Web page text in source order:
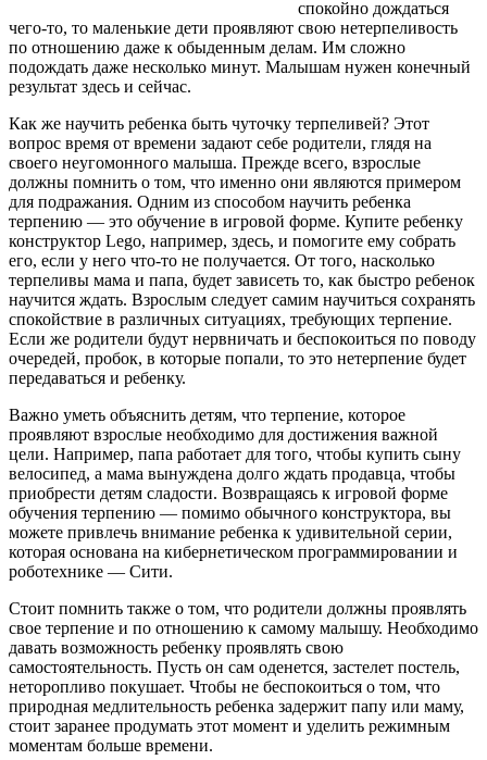
спокойно дождаться
чего-то, то маленькие дети проявляют свою нетерпеливость
по отношению даже к обыденным делам. Им сложно
подождать даже несколько минут. Малышам нужен конечный
результат здесь и сейчас.
Как же научить ребенка быть чуточку терпеливей? Этот
вопрос время от времени задают себе родители, глядя на
своего неугомонного малыша. Прежде всего, взрослые
должны помнить о том, что именно они являются примером
для подражания. Одним из способом научить ребенка
терпению — это обучение в игровой форме. Купите ребенку
конструктор Lego, например, здесь, и помогите ему собрать
его, если у него что-то не получается. От того, насколько
терпеливы мама и папа, будет зависеть то, как быстро ребенок
научится ждать. Взрослым следует самим научиться сохранять
спокойствие в различных ситуациях, требующих терпение.
Если же родители будут нервничать и беспокоиться по поводу
очередей, пробок, в которые попали, то это нетерпение будет
передаваться и ребенку.
Важно уметь объяснить детям, что терпение, которое
проявляют взрослые необходимо для достижения важной
цели. Например, папа работает для того, чтобы купить сыну
велосипед, а мама вынуждена долго ждать продавца, чтобы
приобрести детям сладости. Возвращаясь к игровой форме
обучения терпению — помимо обычного конструктора, вы
можете привлечь внимание ребенка к удивительной серии,
которая основана на кибернетическом программировании и
роботехнике — Сити.
Стоит помнить также о том, что родители должны проявлять
свое терпение и по отношению к самому малышу. Необходимо
давать возможность ребенку проявлять свою
самостоятельность. Пусть он сам оденется, застелет постель,
неторопливо покушает. Чтобы не беспокоиться о том, что
природная медлительность ребенка задержит папу или маму,
стоит заранее продумать этот момент и уделить режимным
моментам больше времени.